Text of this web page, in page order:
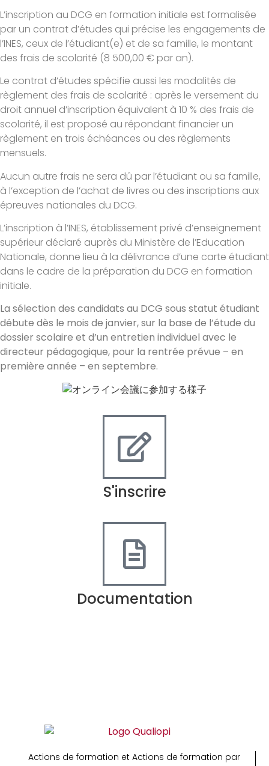
L’inscription au DCG en formation initiale est formalisée
par un contrat d’études qui précise les engagements de
l’INES, ceux de l’étudiant(e) et de sa famille, le montant
des frais de scolarité (8 500,00 € par an).
Le contrat d’études spécifie aussi les modalités de
règlement des frais de scolarité : après le versement du
droit annuel d’inscription équivalent à 10 % des frais de
scolarité, il est proposé au répondant financier un
règlement en trois échéances ou des règlements
mensuels.
Aucun autre frais ne sera dû par l’étudiant ou sa famille,
à l’exception de l’achat de livres ou des inscriptions aux
épreuves nationales du DCG.
L’inscription à l’INES, établissement privé d’enseignement
supérieur déclaré auprès du Ministère de l’Education
Nationale, donne lieu à la délivrance d’une carte étudiant
dans le cadre de la préparation du DCG en formation
initiale.
La sélection des candidats au DCG sous statut étudiant
débute dès le mois de janvier, sur la base de l’étude du
dossier scolaire et d’un entretien individuel avec le
directeur pédagogique, pour la rentrée prévue – en
première année – en septembre.
S'inscrire
Documentation
Actions de formation et Actions de formation par